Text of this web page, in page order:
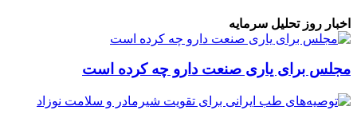
اخبار روز تحلیل سرمایه
مجلس برای یاری صنعت دارو چه کرده است